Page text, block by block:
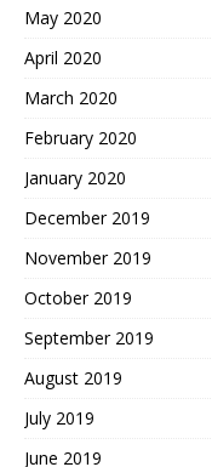
May 2020
April 2020
March 2020
February 2020
January 2020
December 2019
November 2019
October 2019
September 2019
August 2019
July 2019
June 2019